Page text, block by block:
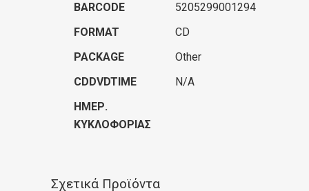
BARCODE
5205299001294
FORMAT
CD
PACKAGE
Other
CDDVDTIME
N/A
ΗΜΕΡ.
ΚΥΚΛΟΦΟΡΊΑΣ
Σχετικά Προϊόντα